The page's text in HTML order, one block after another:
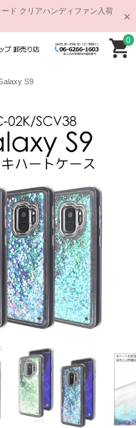
ド クリアハンディファン入荷
0
S9